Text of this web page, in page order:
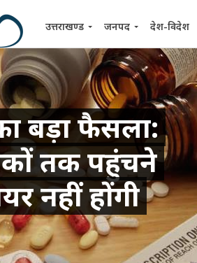
उत्तराखण्ड जनपद देश-विदेश
का बड़ा फैसला:
तक पहुंचने
नहीं होंगी